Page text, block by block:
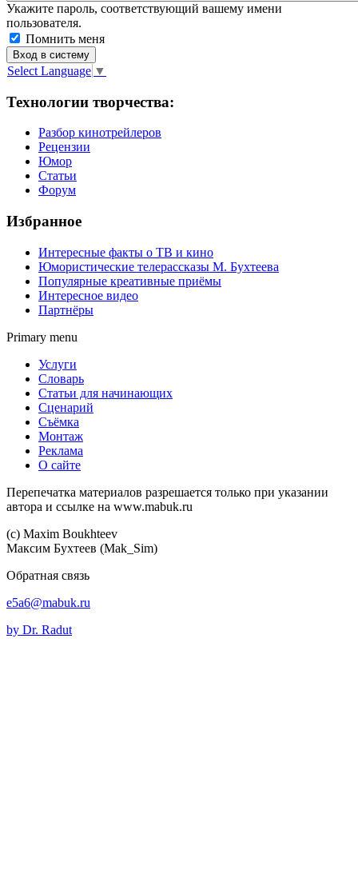
Укажите пароль, соответствующий вашему имени
пользователя.
Помнить меня
Select Language ▼
Технологии творчества:
Разбор кинотрейлеров
Рецензии
Юмор
Статьи
Форум
Избранное
Интересные факты о ТВ и кино
Юмористические телерассказы М. Бухтеева
Популярные креативные приёмы
Интересное видео
Партнёры
Primary menu
Услуги
Словарь
Статьи для начинающих
Сценарий
Съёмка
Монтаж
Реклама
О сайте
Перепечатка материалов разрешается только при указании
автора и ссылке на www.mabuk.ru
(c) Maхim Boukhteev
Максим Бухтеев (Mak_Sim)
Обратная связь
e5a6@mabuk.ru
by Dr. Radut